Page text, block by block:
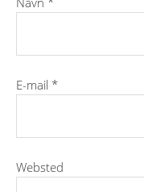
E-mail *
Websted